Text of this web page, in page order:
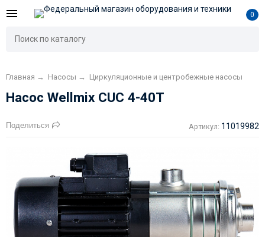
0
Главная → Насосы → Циркуляционные и центробежные насосы
Насос Wellmix CUC 4-40T
Поделиться Артикул: 11019982